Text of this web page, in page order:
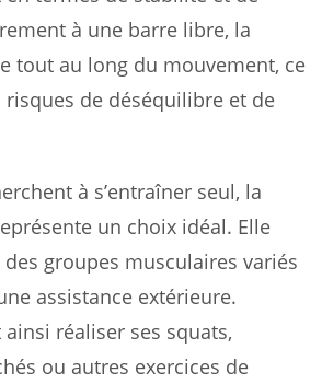
à une barre libre, la
tout au long du mouvement, ce
de déséquilibre et de
à s’entraîner seul, la
un choix idéal. Elle
groupes musculaires variés
assistance extérieure.
ainsi réaliser ses squats,
ou autres exercices de